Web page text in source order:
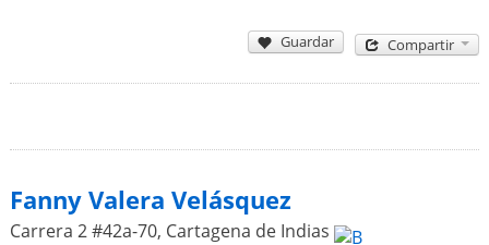
Guardar Compartir
Fanny Valera Velásquez
Carrera 2 #42a-70, Cartagena de Indias